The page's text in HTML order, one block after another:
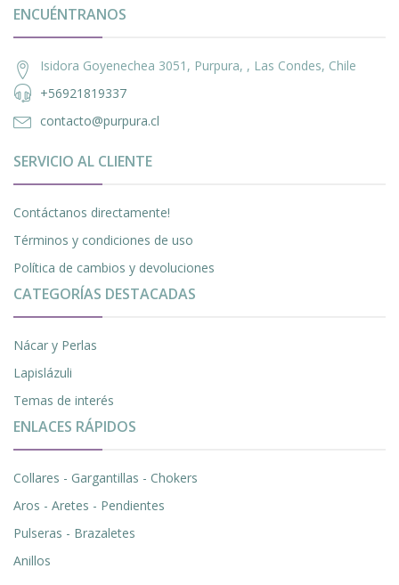
ENCUÉNTRANOS
Isidora Goyenechea 3051, Purpura, , Las Condes, Chile
+56921819337
contacto@purpura.cl
SERVICIO AL CLIENTE
Contáctanos directamente!
Términos y condiciones de uso
Política de cambios y devoluciones
CATEGORÍAS DESTACADAS
Nácar y Perlas
Lapislázuli
Temas de interés
ENLACES RÁPIDOS
Collares - Gargantillas - Chokers
Aros - Aretes - Pendientes
Pulseras - Brazaletes
Anillos